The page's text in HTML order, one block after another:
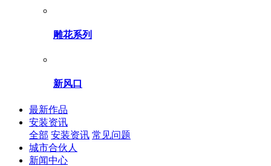
雕花系列
新风口
最新作品
安装资讯
全部 安装资讯 常见问题
城市合伙人
新闻中心